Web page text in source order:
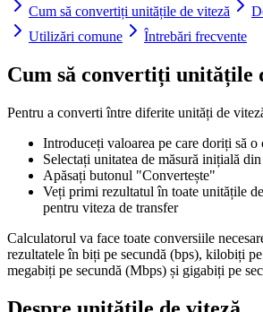
Cum să convertiți unitățile de viteză
Utilizări comune
Întrebări frecvente
Cum să convertiți unitățile
Pentru a converti între diferite unități de
Introduceți valoarea pe care doriți să o
Selectați unitatea de măsură inițială
Apăsați butonul "Convertește"
Veți primi rezultatul în toate unitățile
pentru viteza de transfer
Calculatorul va face toate conversiile
rezultatele în biți pe secundă (bps), kilobiți
megabiți pe secundă (Mbps) și gigabiți pe